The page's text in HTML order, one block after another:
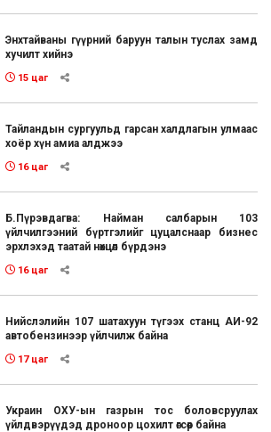
Энхтайваны гүүрний баруун талын туслах замд
хучилт хийнэ
15 цаг
Тайландын сургуульд гарсан халдлагын улмаас
хоёр хүн амиа алджээ
16 цаг
Б.Пүрэвдагва: Найман салбарын 103
үйлчилгээний бүртгэлийг цуцалснаар бизнес
эрхлэхэд таатай нөхцөл бүрдэнэ
16 цаг
Нийслэлийн 107 шатахуун түгээх станц АИ-92
автобензинээр үйлчилж байна
17 цаг
Украин ОХУ-ын газрын тос боловсруулах
үйлдвэрүүдэд дроноор цохилт өгсөөр байна